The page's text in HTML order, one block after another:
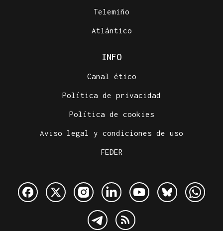
Telemiño
Atlántico
INFO
Canal ético
Política de privacidad
Política de cookies
Aviso legal y condiciones de uso
FEDER